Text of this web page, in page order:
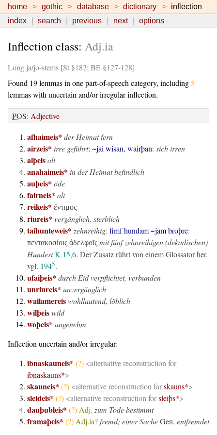
home gothic database dictionary
inflection
index
search previous next options
Inflection class: Adj.ia
Long ja/jo-stems [St §182; BE §127-128]
Found 19 lemmas in one part-of-speech category, including5
lemmas with uncertain and/or irregular inflection.
POS: Adjective
afhaimeis* der Heimat fern
airzeis* irre geführt; ~jai wisan, wairþan: sich irren
alþeisalt
anahaimeis* in der Heimat befindlich
auþeis* öde
fairneis* alt
reikeis* ἔντιμος
riureis* vergänglich, sterblich
taihunteweis* zehnreihig: fimf hundam ~jam broþre:
πεντακοσίοις ἀδελφοῖς mit fünf zehnreihigen (dekadischen)
HundertK 15,6. Der Zusatz rührt von einem Glossator her,
vgl. 1945.
ufaiþeis* durch Eid verpflichtet, verbunden
unriureis* unvergänglich
wailamereiswohllautend, löblich
wilþeiswild
woþeis* angenehm
Inflection uncertain and/or irregular:
ibnaskauneis* (?) <alternative reconstruction for
ibnaskauns*>
skauneis* (?) <alternative reconstruction forskauns*>
sleideis* (?) <alternative reconstruction forsleiþs*>
dauþubleis* (?) Adj. zum Tode bestimmt
framaþeis* (?) Adj.ia?fremd; einer SacheGen. entfremdet